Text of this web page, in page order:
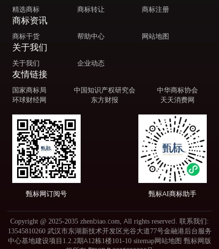
精选商标 商标转让 商标注册
商标资讯
商标干货 帮助中心 网站地图
关于我们
关于我们 企业动态
友情链接
国家商标局 中国知识产权研究会
中华商标协会
环球财经网
东方财报 天天消费网
甄标网订阅号 甄标AI商标助手
Copyright @ 2025-2035 zhenbiao.com, All rights reserved. 联系我们:
13545810260 武汉市东湖新技术开发区光谷大道77号金融港后台服务
中心基地建设项目1.2.2期A12栋1楼101-10 sitemap网站地图 甄标网版